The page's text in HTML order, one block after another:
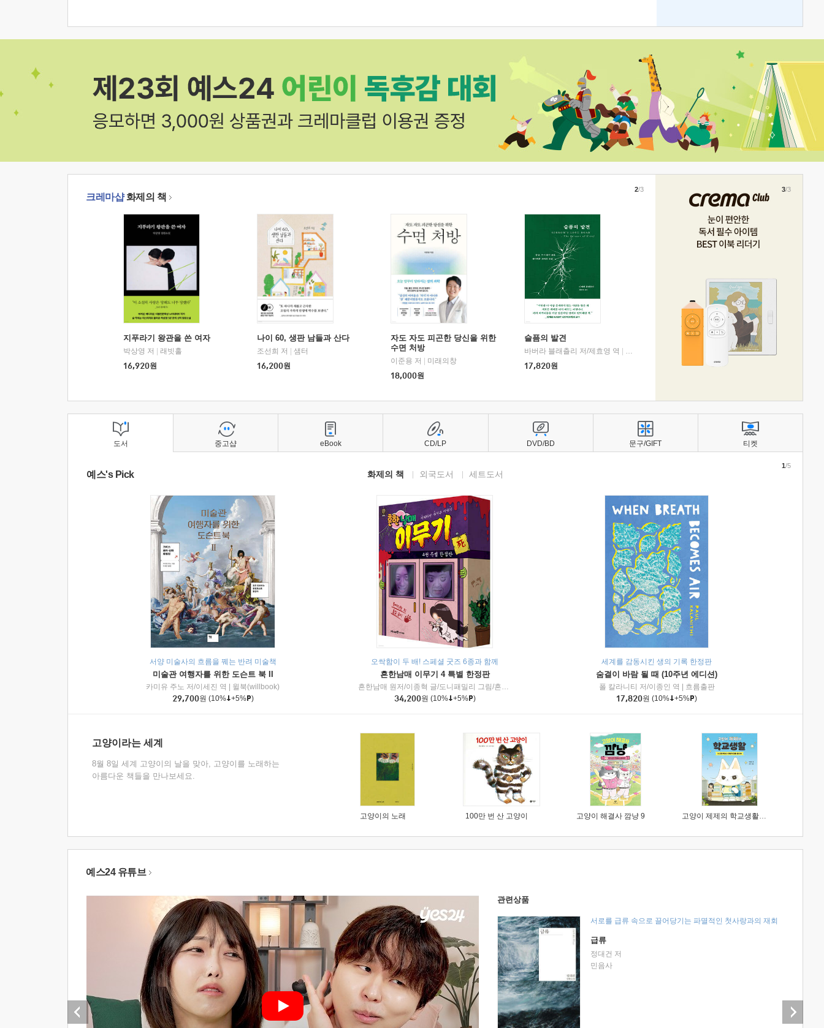
크레마샵화제의 책
지푸라기 왕관을 쓴 여자
박상영 저
래빗홀
16,920원
나이 60, 생판 남들과 산다
조선희 저
샘터
16,200원
자도 자도 피곤한 당신을 위한
수면 처방
이준용 저
미래의창
18,000원
슬픔의 발견
바버라 블래츨리 저/제효영 역
디플롯
17,820원
2/3 3/3
도서
예스's Pick 화제의 책 외국도서 세트도서
서양 미술사의 흐름을 꿰는 반려 미술책
미술관 여행자를 위한 도슨트 북 II
카미유 주노 저/이세진 역
윌북(willbook)
29,700원 (10% +5% )
오싹함이 두 배! 스페셜 굿즈 6종과 함께
흔한남매 이무기 4 특별 한정판
흔한남매 원저/이종혁 글/도니패밀리 그림/흔한컴퍼니 감수
미래엔아이세움
34,200원 (10% +5% )
세계를 감동시킨 생의 기록 한정판
숨결이 바람 될 때 (10주년 에디션)
폴 칼라니티 저/이종인 역
흐름출판
17,820원 (10% +5% )
1/5
고양이라는 세계
8월 8일 세계 고양이의 날을 맞아, 고양이를 노래하는
아름다운 책들을 만나보세요.
고양이의 노래 100만 번 산 고양이 고양이 해결사 깜냥 9 고양이 제제의 학교생활 1 : 초등학생이 이렇게 힘들 줄이야
중고샵 eBook CD/LP DVD/BD 문구/GIFT 티켓
예스24 유튜브
관련상품
서로를 급류 속으로 끌어당기는 파멸적인 첫사랑과의 재회
급류
정대건 저
민음사